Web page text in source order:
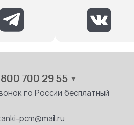
700 29 55 ▼
по России бесплатный
pcm@mail.ru